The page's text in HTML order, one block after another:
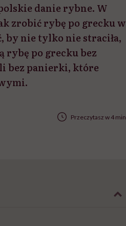
danie rybne. W
zrobić rybę po grecku w
by nie tylko nie straciła,
rybę po grecku bez
bez panierki, które
Przeczytasz w 4 min